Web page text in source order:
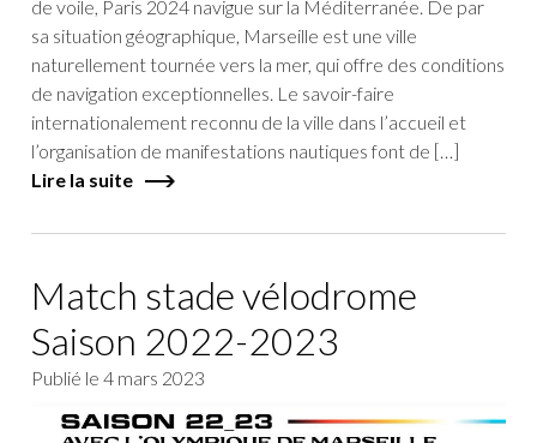
de voile, Paris 2024 navigue sur la Méditerranée. De par
sa situation géographique, Marseille est une ville
naturellement tournée vers la mer, qui offre des conditions
de navigation exceptionnelles. Le savoir-faire
internationalement reconnu de la ville dans l’accueil et
l’organisation de manifestations nautiques font de […]
Lire la suite
Match stade vélodrome
Saison 2022-2023
Publié le4 mars 2023